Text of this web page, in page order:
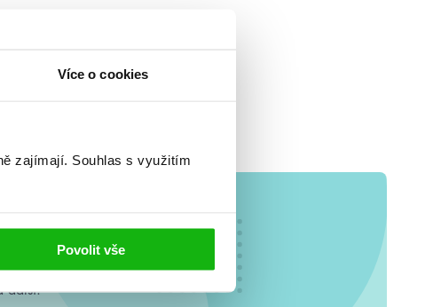
Více o cookies
zajímají. Souhlas s využitím
Povolit vše
co se
další.